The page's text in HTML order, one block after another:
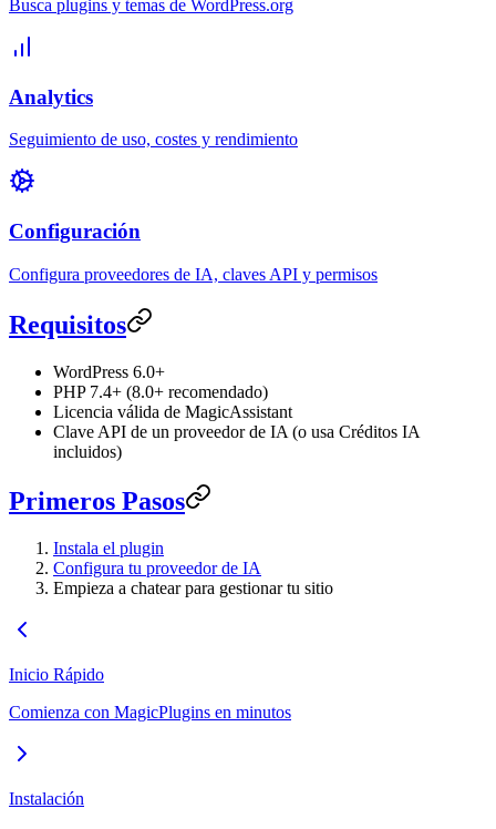
Busca plugins y temas de WordPress.org
Analytics
Seguimiento de uso, costes y rendimiento
Configuración
Configura proveedores de IA, claves API y permisos
Requisitos
WordPress 6.0+
PHP 7.4+ (8.0+ recomendado)
Licencia válida de MagicAssistant
Clave API de un proveedor de IA (o usa Créditos IA
incluidos)
Primeros Pasos
Instala el plugin
Configura tu proveedor de IA
Empieza a chatear para gestionar tu sitio
Inicio Rápido
Comienza con MagicPlugins en minutos
Instalación